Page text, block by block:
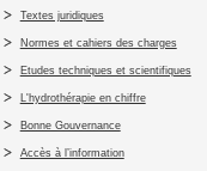
Textes juridiques
Normes et cahiers des charges
Etudes techniques et scientifiques
L'hydrothérapie en chiffre
Bonne Gouvernance
Accès à l’information